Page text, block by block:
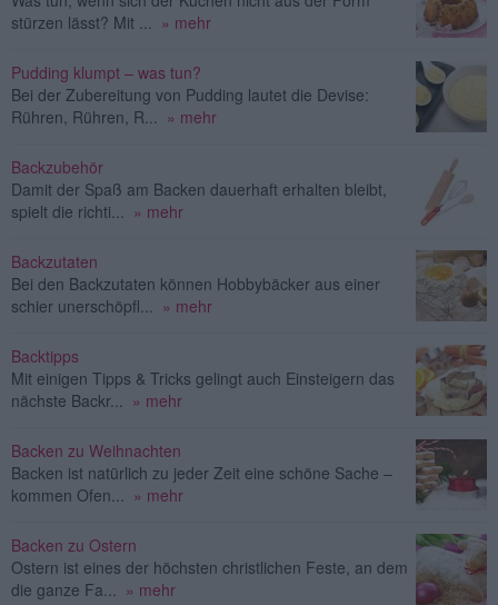
stürzen lässt? Mit ...
» mehr
Pudding klumpt – was tun?
Bei der Zubereitung von Pudding lautet die Devise:
Rühren, Rühren, R...
» mehr
Backzubehör
Damit der Spaß am Backen dauerhaft erhalten bleibt,
spielt die richti...
» mehr
Backzutaten
Bei den Backzutaten können Hobbybäcker aus einer
schier unerschöpfl...
» mehr
Backtipps
Mit einigen Tipps & Tricks gelingt auch Einsteigern das
nächste Backr...
» mehr
Backen zu Weihnachten
Backen ist natürlich zu jeder Zeit eine schöne Sache –
kommen Ofen...
» mehr
Backen zu Ostern
Ostern ist eines der höchsten christlichen Feste, an dem
die ganze Fa...
» mehr